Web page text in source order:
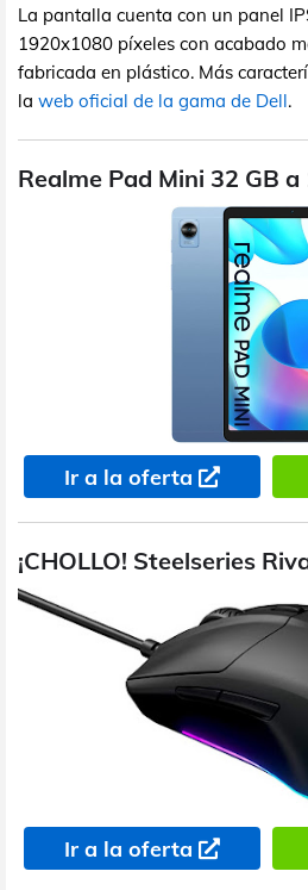
La pantalla cuenta con un panel
1920x1080 píxeles con acabado
fabricada en plástico. Más
la web oficial de la gama de Dell.
Realme Pad Mini 32 GB
Ir a la oferta
¡CHOLLO! Steelseries
Ir a la oferta